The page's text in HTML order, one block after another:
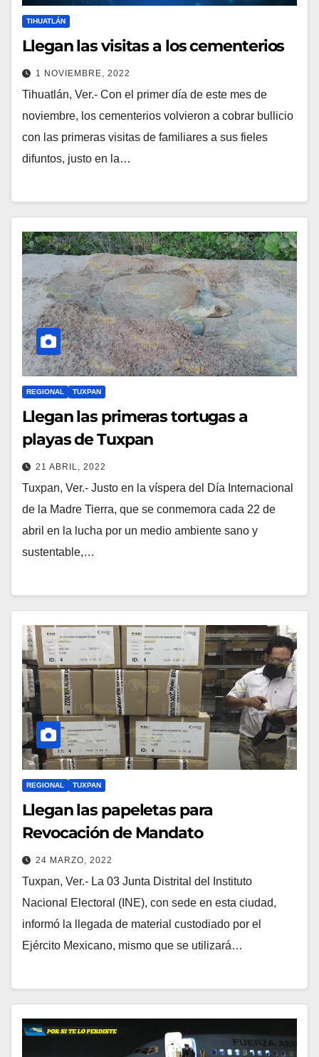
TIHUATLÁN
Llegan las visitas a los cementerios
1 NOVIEMBRE, 2022
Tihuatlán, Ver.- Con el primer día de este mes de
noviembre, los cementerios volvieron a cobrar bullicio
con las primeras visitas de familiares a sus fieles
difuntos, justo en la…
REGIONAL TUXPAN
Llegan las primeras tortugas a
playas de Tuxpan
21 ABRIL, 2022
Tuxpan, Ver.- Justo en la víspera del Día Internacional
de la Madre Tierra, que se conmemora cada 22 de
abril en la lucha por un medio ambiente sano y
sustentable,…
REGIONAL TUXPAN
Llegan las papeletas para
Revocación de Mandato
24 MARZO, 2022
Tuxpan, Ver.- La 03 Junta Distrital del Instituto
Nacional Electoral (INE), con sede en esta ciudad,
informó la llegada de material custodiado por el
Ejército Mexicano, mismo que se utilizará…